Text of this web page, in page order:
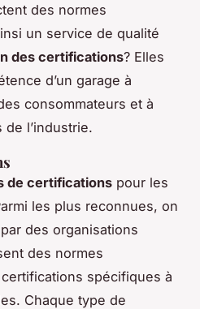
des normes
un service de qualité
des certifications? Elles
d’un garage à
consommateurs et à
l’industrie.
de certifications pour les
les plus reconnues, on
des organisations
des normes
spécifiques à
Chaque type de